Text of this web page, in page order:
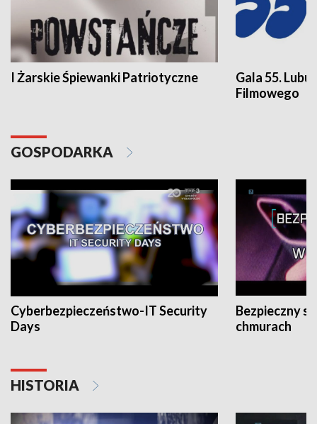
I Żarskie Śpiewanki Patriotyczne
Gala 55.
Filmowego
GOSPODARKA
Cyberbezpieczeństwo-IT Security
Days
Bezpieczny
chmurach
HISTORIA